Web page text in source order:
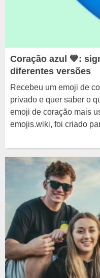
Coração azul 💙:
diferentes versões
Recebeu um emoji de
privado e quer saber o
emoji de coração mais
emojis.wiki, foi criado